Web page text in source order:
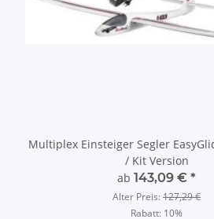
Multiplex Einsteiger Segler
/ Kit Version
ab 143,09 € *
Alter Preis:127,29 €
Rabatt: 10%